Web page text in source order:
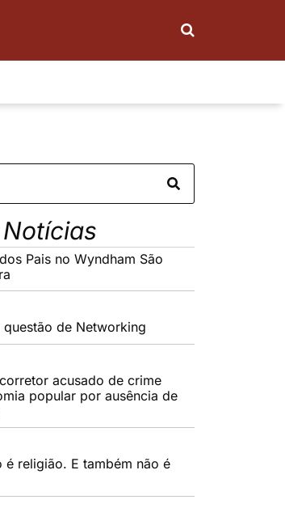
Pais no Wyndham São
questão de Networking
acusado de crime
popular por ausência de
é religião. E também não é